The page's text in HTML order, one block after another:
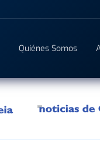
Quiénes Somos